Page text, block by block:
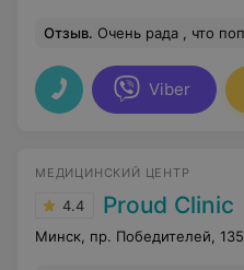
Отзыв. Очень рада , что попала к такому
Viber
МЕДИЦИНСКИЙ ЦЕНТР
4.4 Proud Clinic
Минск, пр. Победителей, 135